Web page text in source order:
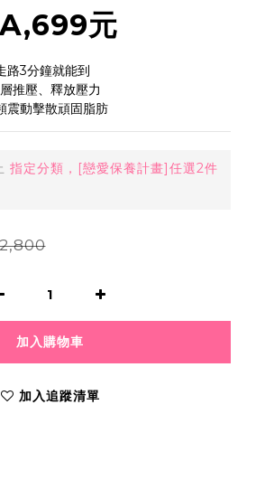
元
路3分鐘就能到
推壓、釋放壓力
動擊散頑固脂肪
指定分類，[戀愛保養計畫]任選2件
加入購物車
加入追蹤清單